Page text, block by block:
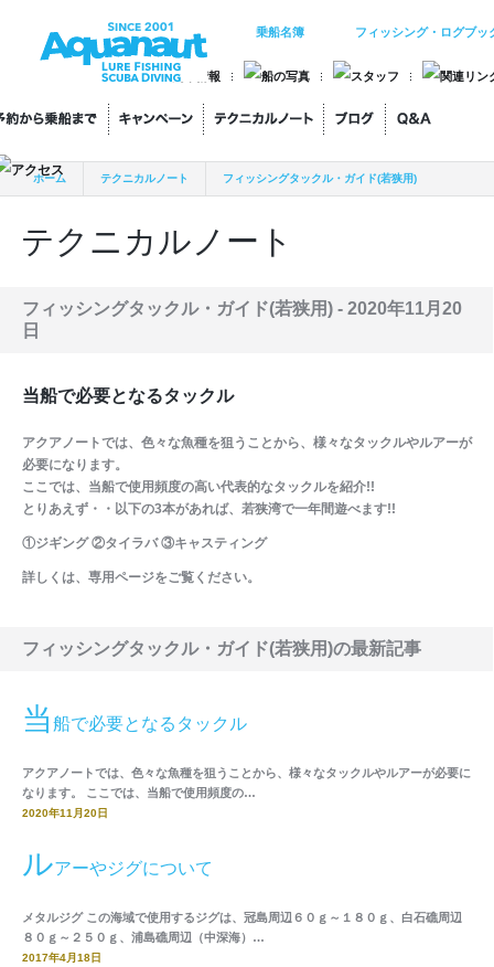
乗船名簿 フィッシング・ログブッ
ホーム テクニカルノート フィッシングタックル・ガイド(若狭用)
テクニカルノート
フィッシングタックル・ガイド(若狭用) - 2020年11月20
日
当船で必要となるタックル
アクアノートでは、色々な魚種を狙うことから、様々なタックルやルアーが
必要になります。
ここでは、当船で使用頻度の高い代表的なタックルを紹介!!
とりあえず・・以下の3本があれば、若狭湾で一年間遊べます!!
①ジギング ②タイラバ ③キャスティング
詳しくは、専用ページをご覧ください。
フィッシングタックル・ガイド(若狭用)の最新記事
当 船で必要となるタックル
アクアノートでは、色々な魚種を狙うことから、様々なタックルやルアーが必要に
なります。 ここでは、当船で使用頻度の…
2020年11月20日
ルアーやジグについて
メタルジグ この海域で使用するジグは、冠島周辺６０ｇ～１８０ｇ、白石礁周辺
８０ｇ～２５０ｇ、浦島礁周辺（中深海）…
2017年4月18日